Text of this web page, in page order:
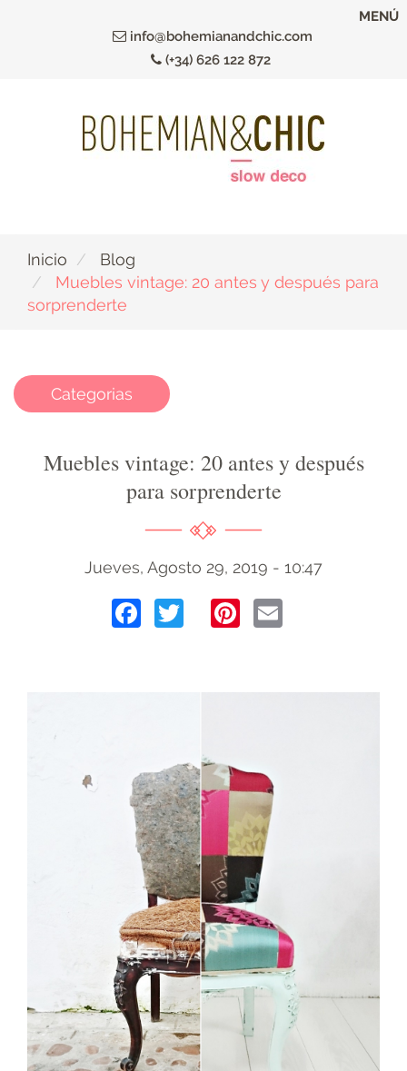
info@bohemianandchic.com
(+34) 626 122 872
MENÚ
Inicio
Blog
Muebles vintage: 20 antes y después para
sorprenderte
Categorias
Muebles vintage: 20 antes y después
para sorprenderte
Jueves, Agosto 29, 2019 - 10:47
Facebook
TwitterPinterest
Email